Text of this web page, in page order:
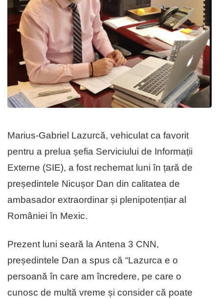
Marius-Gabriel Lazurcă, vehiculat ca favorit
pentru a prelua șefia Serviciului de Informații
Externe (SIE), a fost rechemat luni în țară de
președintele Nicușor Dan din calitatea de
ambasador extraordinar și plenipotențiar al
României în Mexic.
Prezent luni seară la Antena 3 CNN,
președintele Dan a spus că “Lazurca e o
persoană în care am încredere, pe care o
cunosc de multă vreme și consider că poate